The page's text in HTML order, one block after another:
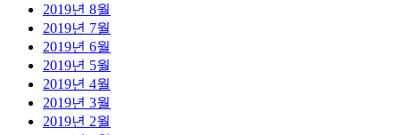
2019년 8월
2019년 7월
2019년 6월
2019년 5월
2019년 4월
2019년 3월
2019년 2월